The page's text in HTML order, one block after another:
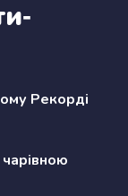
Рекорді
чарівною